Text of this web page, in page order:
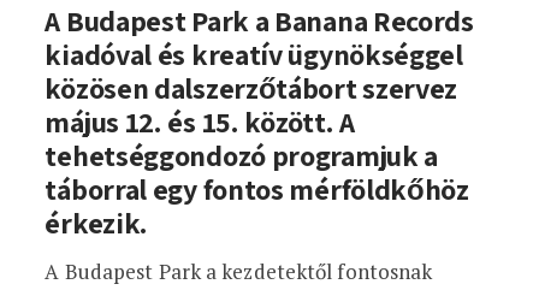
Költözz 4 napra a Parkba, és írd meg a
A Budapest Park a Banana Records
kiadóval és kreatív ügynökséggel
közösen dalszerzőtábort szervez
május 12. és 15. között. A
tehetséggondozó programjuk a
táborral egy fontos mérföldkőhöz
érkezik.
A Budapest Park a kezdetektől fontosnak